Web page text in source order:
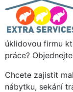
úklidovou firmu
práce?
Chcete zajistit
nábytku, sekání